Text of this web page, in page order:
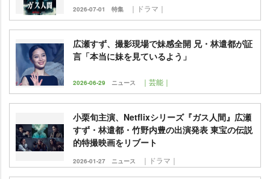
2026-07-01 特集 ｜ドラマ｜
広瀬すず、撮影現場で妹感全開 兄・林遣都が証
言「本当に妹を見ているよう」
2026-06-29 ニュース ｜芸能｜
小栗旬主演、Netflixシリーズ『ガス人間』広瀬
すず・林遣都・竹野内豊の出演発表 東宝の伝説
的特撮映画をリブート
2026-01-27 ニュース ｜ドラマ｜